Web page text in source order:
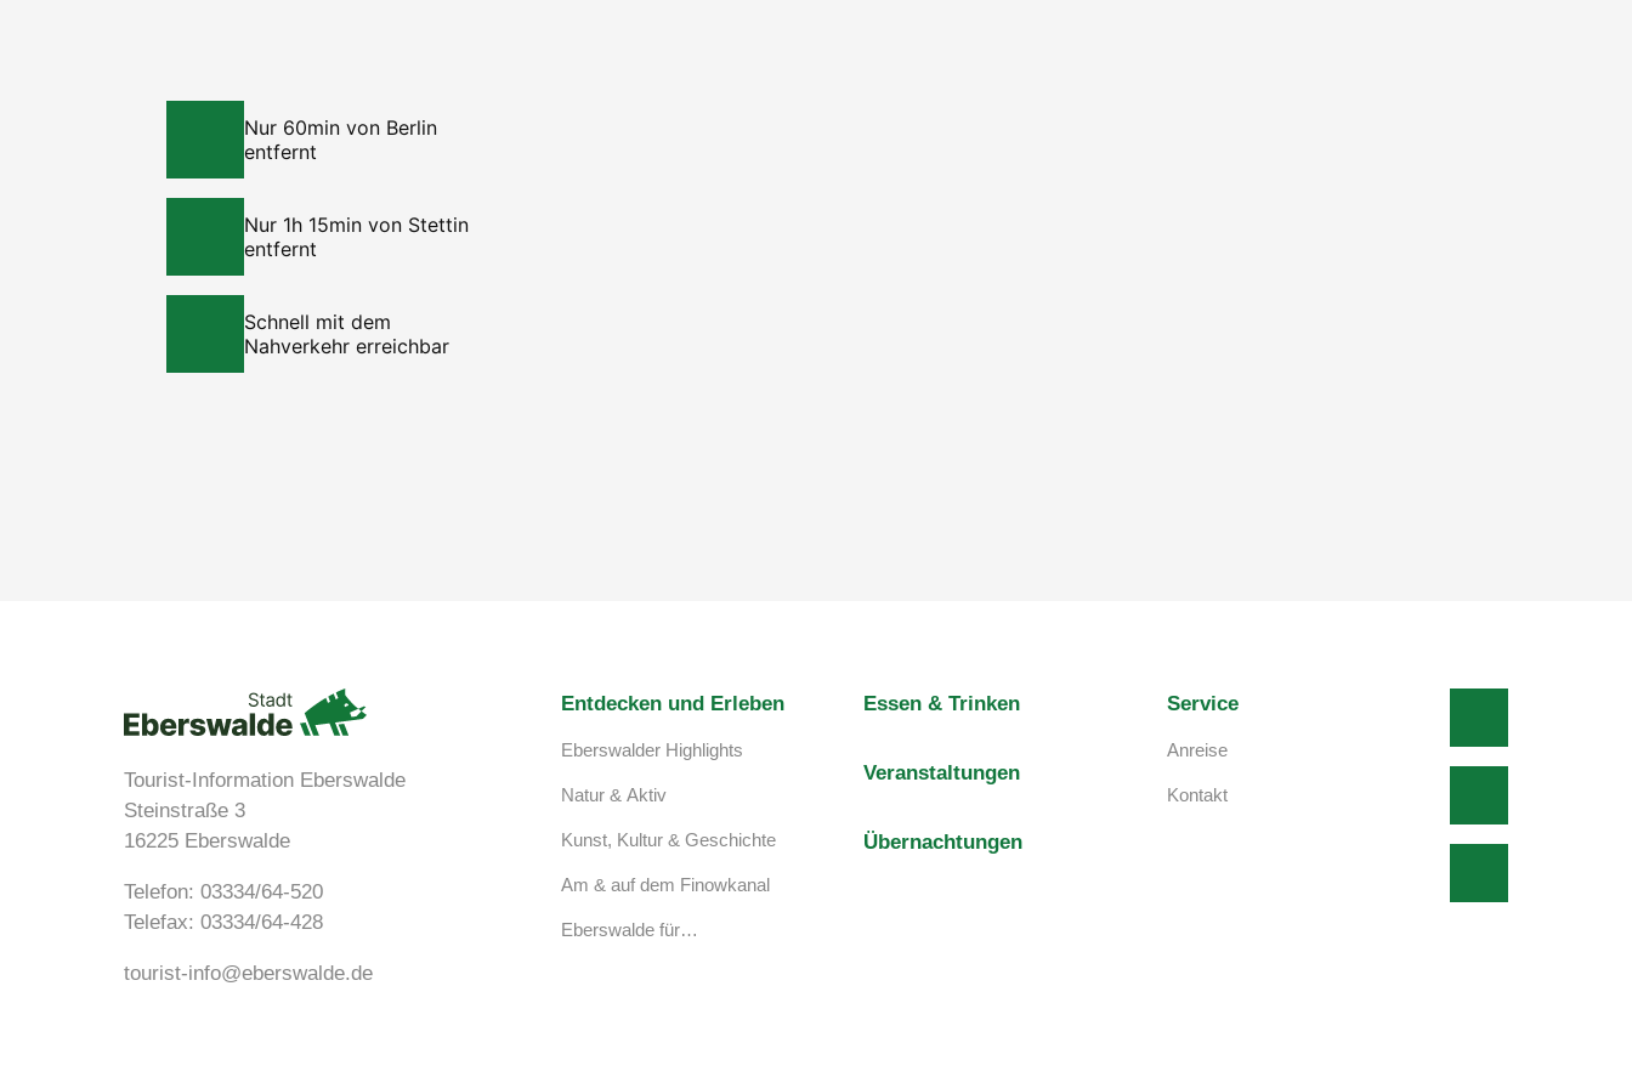
Nur 60min von Berlin
entfernt
Nur 1h 15min von Stettin
entfernt
Schnell mit dem
Nahverkehr erreichbar
Tourist-Information Eberswalde
Steinstraße 3
16225 Eberswalde
Telefon: 03334/64-520
Telefax: 03334/64-428
tourist-info@eberswalde.de
Entdecken und Erleben
Eberswalder Highlights
Natur & Aktiv
Kunst, Kultur & Geschichte
Am & auf dem Finowkanal
Eberswalde für…
Essen & Trinken
Veranstaltungen
Übernachtungen
Service
Anreise
Kontakt